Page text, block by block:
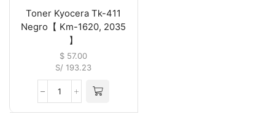
Toner Kyocera Tk-411
Negro【 Km-1620, 2035
】
$ 57.00
S/ 193.23